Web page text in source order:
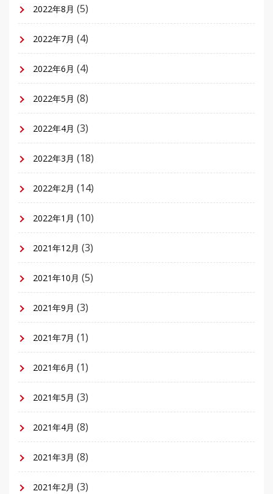
2022年8月 (5)
2022年7月 (4)
2022年6月 (4)
2022年5月 (8)
2022年4月 (3)
2022年3月 (18)
2022年2月 (14)
2022年1月 (10)
2021年12月 (3)
2021年10月 (5)
2021年9月 (3)
2021年7月 (1)
2021年6月 (1)
2021年5月 (3)
2021年4月 (8)
2021年3月 (8)
2021年2月 (3)